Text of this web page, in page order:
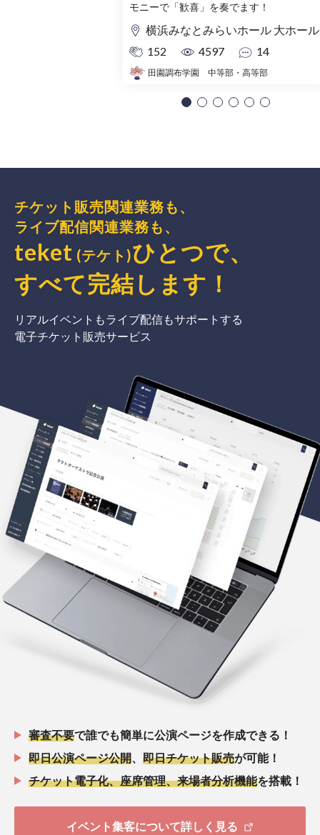
モニーで「歓喜」を奏でます！
横浜みなとみらいホール 大ホール
152
4597 14
田園調布学園 中等部・高等部
チケット販売関連業務も、
ライブ配信関連業務も、
teket (テケト)ひとつで、
すべて完結 します ！
リアルイベントもライブ配信もサポートする
電子チケット販売サービス
審査不要で誰でも簡単に公演ページを作成できる！
即日公演ページ公開
即日チケット販売が可能！
チケット電子化、座席管理、来場者分析機能を搭載！
イベント集客について詳しく見る